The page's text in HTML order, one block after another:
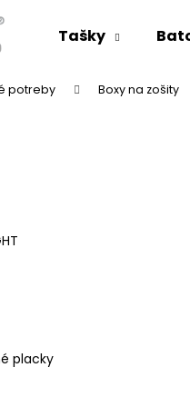
Tašky
potreby Boxy na zošity
placky